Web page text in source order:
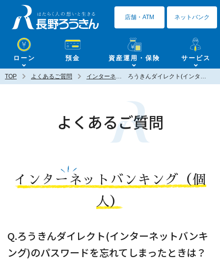
ローン 預金 資産運用・保険 サービス
店舗・ATM ネットバンク
TOP よくあるご質問 インターネットバンキング（個人） ろうきんダイレクト(インターネットバンキング)のパスワードを忘れてしまったときは？
よくあるご質問
インターネットバンキング（個
人）
Q.ろうきんダイレクト(インターネットバンキ
ング)のパスワードを忘れてしまったときは？